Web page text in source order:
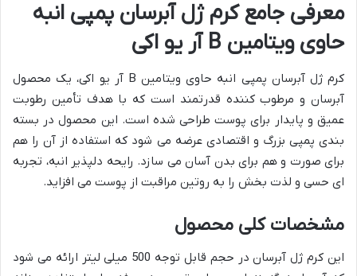
معرفی جامع کرم ژل آبرسان پمپی انبه
حاوی ویتامین B آر یو اکی
کرم ژل آبرسان پمپی انبه حاوی ویتامین B آر یو اکی، یک محصول
آبرسان و مرطوب کننده قدرتمند است که با هدف تأمین رطوبت
عمیق و پایدار برای پوست طراحی شده است. این محصول در بسته
بندی پمپی بزرگ و اقتصادی عرضه می شود که استفاده از آن را هم
برای صورت و هم برای بدن آسان می سازد. رایحه دلپذیر انبه، تجربه
ای حسی و لذت بخش را به روتین مراقبت از پوست می افزاید.
مشخصات کلی محصول
این کرم ژل آبرسان در حجم قابل توجه 500 میلی لیتر ارائه می شود